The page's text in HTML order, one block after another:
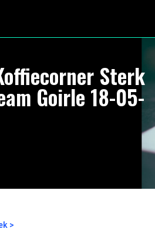
Sterk
Goirle 18-05-